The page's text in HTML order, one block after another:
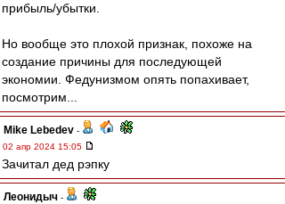
прибыль/убытки.
Но вообще это плохой признак, похоже на
создание причины для последующей
экономии. Федунизмом опять попахивает,
посмотрим...
Mike Lebedev -
02 апр 2024 15:05
Зачитал дед рэпку
Леонидыч -